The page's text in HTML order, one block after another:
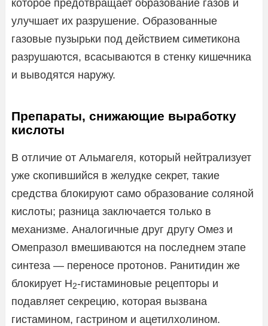
которое предотвращает образование газов и
улучшает их разрушение. Образованные
газовые пузырьки под действием симетикона
разрушаются, всасываются в стенку кишечника
и выводятся наружу.
Препараты, снижающие выработку
кислоты
В отличие от Альмагеля, который нейтрализует
уже скопившийся в желудке секрет, такие
средства блокируют само образование соляной
кислоты; разница заключается только в
механизме. Аналогичные друг другу Омез и
Омепразол вмешиваются на последнем этапе
синтеза — переносе протонов. Ранитидин же
блокирует H2-гистаминовые рецепторы и
подавляет секрецию, которая вызвана
гистамином, гастрином и ацетилхолином.